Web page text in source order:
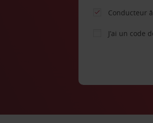
Conducteur
J’ai un code